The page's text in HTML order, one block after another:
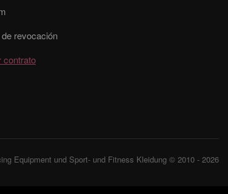
revocación
contrato
Equipment und Sport- und Fitness Kleidung © 2010 - 2026